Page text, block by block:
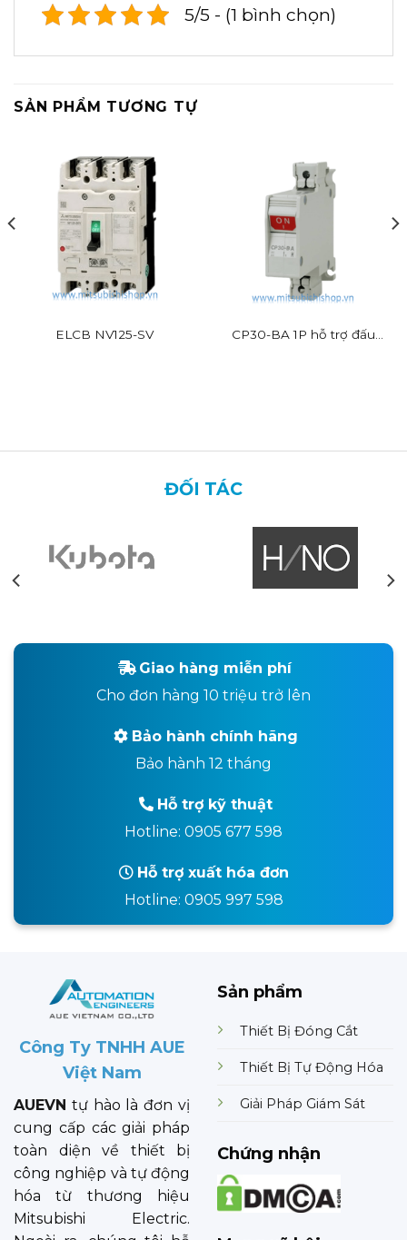
5/5 - (1 bình chọn)
SẢN PHẨM TƯƠNG TỰ
ELCB NV125-SV
CP30-BA 1P hỗ trợ đấu
ĐỐI TÁC
Giao hàng miễn phí
Cho đơn hàng 10 triệu trở lên
Bảo hành chính hãng
Bảo hành 12 tháng
Hỗ trợ kỹ thuật
Hotline: 0905 677 598
Hỗ trợ xuất hóa đơn
Hotline: 0905 997 598
Công Ty TNHH AUE
Việt Nam
AUEVN tự hào là đơn vị
cung cấp các giải pháp
toàn diện về thiết bị
công nghiệp và tự động
hóa từ thương hiệu
Mitsubishi Electric.
Sản phẩm
Thiết Bị Đóng Cắt
Thiết Bị Tự Động Hóa
Giải Pháp Giám Sát
Chứng nhận